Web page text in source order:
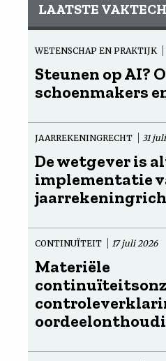
LAATSTE
WETENSCHAP EN PRAKTIJK
Steunen op AI?
schoenmakers
JAARREKENINGRECHT 31
De wetgever is
implementatie
CONTINUÏTEIT 17 juli 2026
Materiële